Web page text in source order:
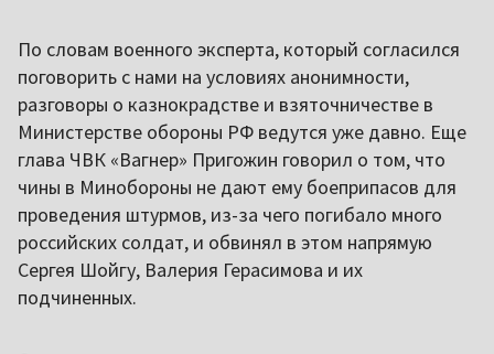
По словам военного эксперта, который согласился
поговорить с нами на условиях анонимности,
разговоры о казнокрадстве и взяточничестве в
Министерстве обороны РФ ведутся уже давно. Еще
глава ЧВК «Вагнер» Пригожин говорил о том, что
чины в Минобороны не дают ему боеприпасов для
проведения штурмов, из-за чего погибало много
российских солдат, и обвинял в этом напрямую
Сергея Шойгу, Валерия Герасимова и их
подчиненных.